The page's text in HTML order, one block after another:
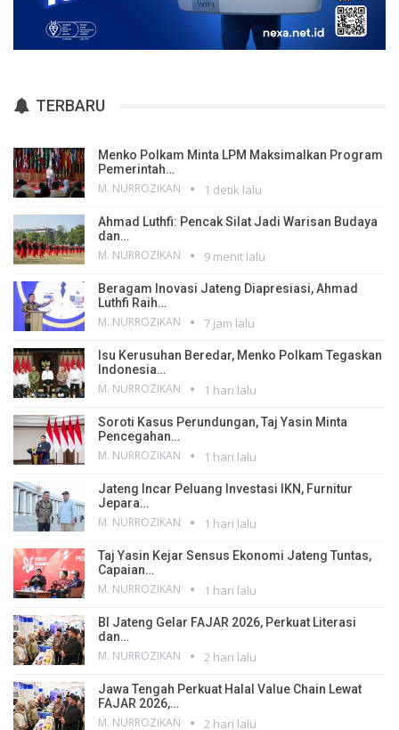
TERBARU
Menko Polkam Minta LPM Maksimalkan Program
Pemerintah…
M. NURROZIKAN 1 detik lalu
Ahmad Luthfi: Pencak Silat Jadi Warisan Budaya
dan…
M. NURROZIKAN 9 menit lalu
Beragam Inovasi Jateng Diapresiasi, Ahmad
Luthfi Raih…
M. NURROZIKAN 7 jam lalu
Isu Kerusuhan Beredar, Menko Polkam Tegaskan
Indonesia…
M. NURROZIKAN 1 hari lalu
Soroti Kasus Perundungan, Taj Yasin Minta
Pencegahan…
M. NURROZIKAN 1 hari lalu
Jateng Incar Peluang Investasi IKN, Furnitur
Jepara…
M. NURROZIKAN 1 hari lalu
Taj Yasin Kejar Sensus Ekonomi Jateng Tuntas,
Capaian…
M. NURROZIKAN 1 hari lalu
BI Jateng Gelar FAJAR 2026, Perkuat Literasi
dan…
M. NURROZIKAN 2 hari lalu
Jawa Tengah Perkuat Halal Value Chain Lewat
FAJAR 2026,…
M. NURROZIKAN 2 hari lalu